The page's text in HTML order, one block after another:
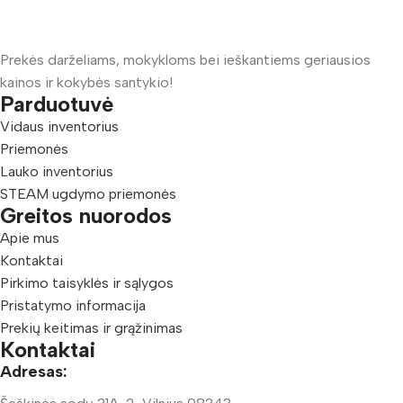
Prekės darželiams, mokykloms bei ieškantiems geriausios
kainos ir kokybės santykio!
Parduotuvė
Vidaus inventorius
Priemonės
Lauko inventorius
STEAM ugdymo priemonės
Greitos nuorodos
Apie mus
Kontaktai
Pirkimo taisyklės ir sąlygos
Pristatymo informacija
Prekių keitimas ir grąžinimas
Kontaktai
Adresas: